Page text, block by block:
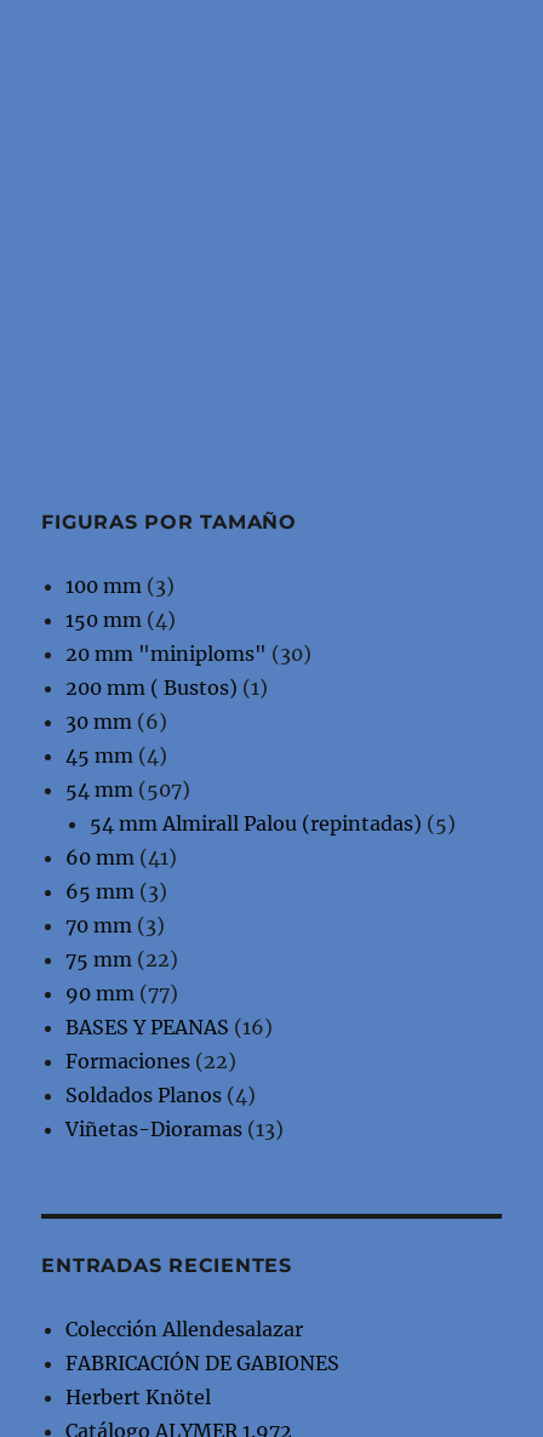
FIGURAS POR TAMAÑO
100 mm (3)
150 mm (4)
20 mm "miniploms" (30)
200 mm ( Bustos) (1)
30 mm (6)
45 mm (4)
54 mm (507)
54 mm Almirall Palou (repintadas) (5)
60 mm (41)
65 mm (3)
70 mm (3)
75 mm (22)
90 mm (77)
BASES Y PEANAS (16)
Formaciones (22)
Soldados Planos (4)
Viñetas-Dioramas (13)
ENTRADAS RECIENTES
Colección Allendesalazar
FABRICACIÓN DE GABIONES
Herbert Knötel
Catálogo ALYMER 1.972